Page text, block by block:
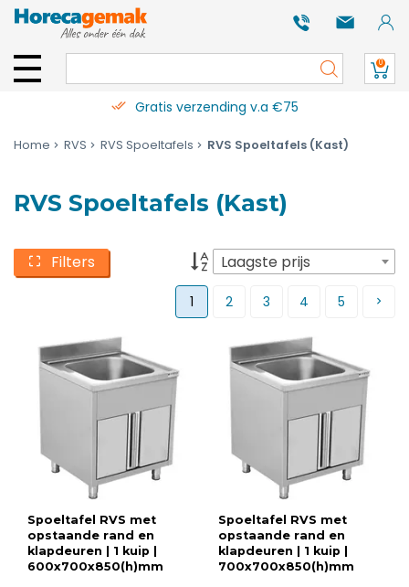
0
Gratis verzending v.a €75
Home RVS RVS Spoeltafels RVS Spoeltafels (Kast)
RVS Spoeltafels (Kast)
Filters Laagste prijs
1 2 3 4 5
Spoeltafel RVS met
opstaande rand en
klapdeuren | 1 kuip |
600x700x850(h)mm
Spoeltafel RVS met
opstaande rand en
klapdeuren | 1 kuip |
700x700x850(h)mm